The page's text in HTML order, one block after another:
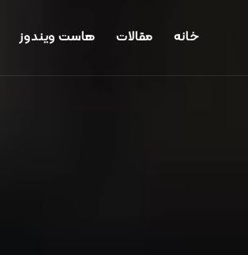
خانه مقالات هاست ویندوز